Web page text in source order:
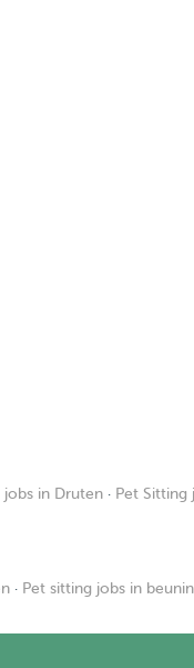
jobs in Druten · Pet Sitting
· Pet sitting jobs in